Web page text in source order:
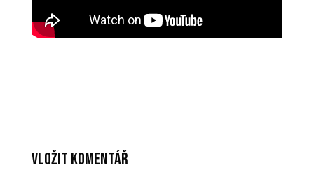
Vložit komentář